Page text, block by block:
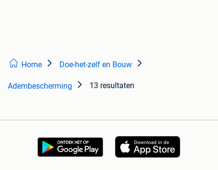
Home Doe-het-zelf en Bouw
Adembescherming 13 resultaten